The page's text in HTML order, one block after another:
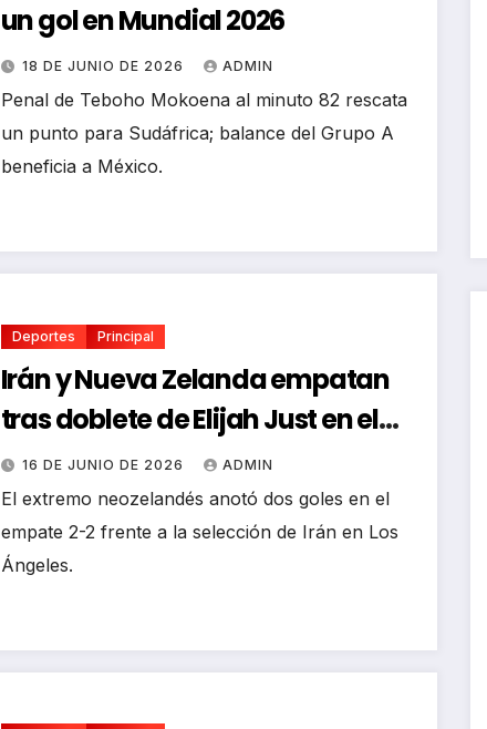
un gol en Mundial 2026
18 DE JUNIO DE 2026 ADMIN
Penal de Teboho Mokoena al minuto 82 rescata
un punto para Sudáfrica; balance del Grupo A
beneficia a México.
Deportes Principal
Irán y Nueva Zelanda empatan
tras doblete de Elijah Just en el
Mundial
16 DE JUNIO DE 2026 ADMIN
El extremo neozelandés anotó dos goles en el
empate 2-2 frente a la selección de Irán en Los
Ángeles.